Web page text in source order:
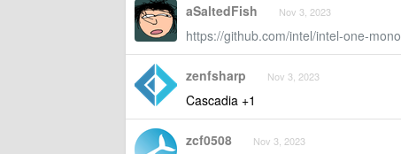
aSaltedFish Nov 3, 2023
https://github.com/intel/intel-one-mono
zenfsharp Nov 3, 2023
Cascadia +1
zcf0508 Nov 3, 2023